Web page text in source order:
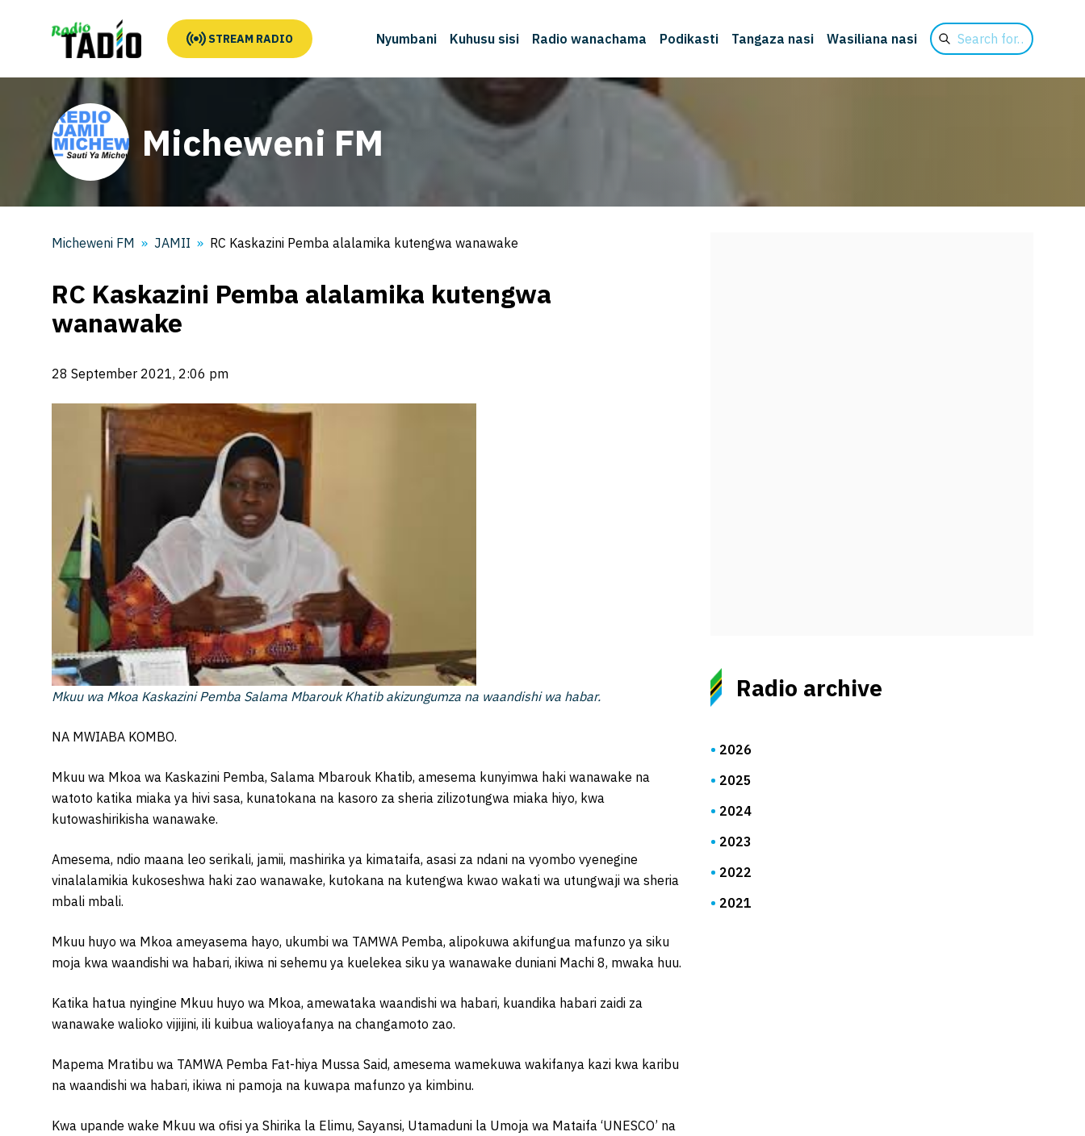
STREAM RADIO Nyumbani Kuhusu sisi Radio wanachama Podikasti Tangaza nasi Wasiliana nasi
Search
for
Micheweni FM
Micheweni FM JAMII RC Kaskazini Pemba alalamika kutengwa wanawake
RC Kaskazini Pemba alalamika kutengwa
wanawake
28 September 2021, 2:06 pm
Mkuu wa Mkoa Kaskazini Pemba Salama Mbarouk Khatib akizungumza na waandishi wa habar.
NA MWIABA KOMBO.
Mkuu wa Mkoa wa Kaskazini Pemba, Salama Mbarouk Khatib, amesema kunyimwa haki wanawake na
watoto katika miaka ya hivi sasa, kunatokana na kasoro za sheria zilizotungwa miaka hiyo, kwa
kutowashirikisha wanawake.
Amesema, ndio maana leo serikali, jamii, mashirika ya kimataifa, asasi za ndani na vyombo vyenegine
vinalalamikia kukoseshwa haki zao wanawake, kutokana na kutengwa kwao wakati wa utungwaji wa sheria
mbali mbali.
Mkuu huyo wa Mkoa ameyasema hayo, ukumbi wa TAMWA Pemba, alipokuwa akifungua mafunzo ya siku
moja kwa waandishi wa habari, ikiwa ni sehemu ya kuelekea siku ya wanawake duniani Machi 8, mwaka huu.
Katika hatua nyingine Mkuu huyo wa Mkoa, amewataka waandishi wa habari, kuandika habari zaidi za
wanawake walioko vijijini, ili kuibua walioyafanya na changamoto zao.
Mapema Mratibu wa TAMWA Pemba Fat-hiya Mussa Said, amesema wamekuwa wakifanya kazi kwa karibu
na waandishi wa habari, ikiwa ni pamoja na kuwapa mafunzo ya kimbinu.
Kwa upande wake Mkuu wa ofisi ya Shirika la Elimu, Sayansi, Utamaduni la Umoja wa Mataifa ‘UNESCO’ na
Radio archive
2026
2025
2024
2023
2022
2021